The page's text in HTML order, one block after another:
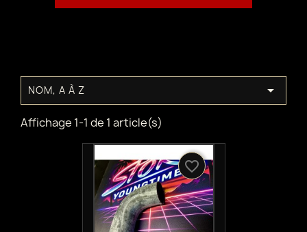
NOM, A À Z 
Affichage 1-1 de 1 article(s)
favorite_border